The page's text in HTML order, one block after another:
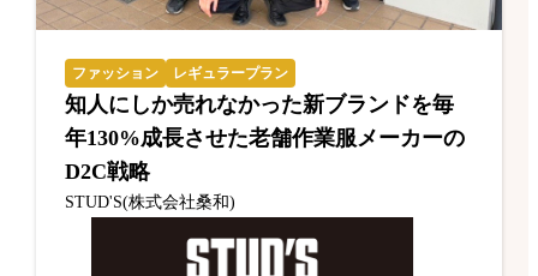
ファッション レギュラープラン
知人にしか売れなかった新ブランドを毎
年130%成長させた老舗作業服メーカーの
D2C戦略
STUD'S(株式会社桑和)